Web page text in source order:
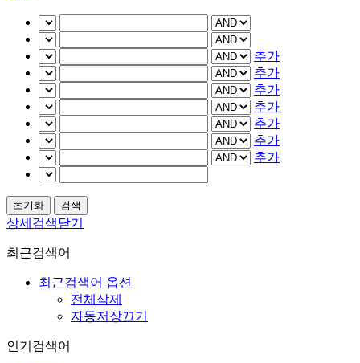
추가
추가
추가
추가
추가
추가
추가
상세검색닫기
최근검색어
최근검색어 옵션
전체삭제
자동저장끄기
인기검색어